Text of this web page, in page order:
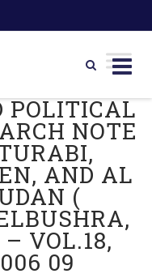
POLITICAL
NOTE
AND AL
(
VOL.18,
09